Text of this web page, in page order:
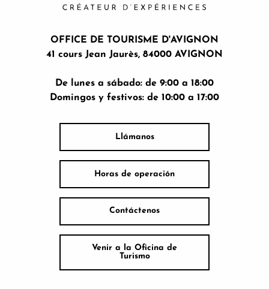
OFFICE DE TOURISME D'AVIGNON
41 cours Jean Jaurès, 84000 AVIGNON
De lunes a sábado: de 9:00 a 18:00
Domingos y festivos: de 10:00 a 17:00
Llámanos
Horas de operación
Contáctenos
Venir a la Oficina de
Turismo